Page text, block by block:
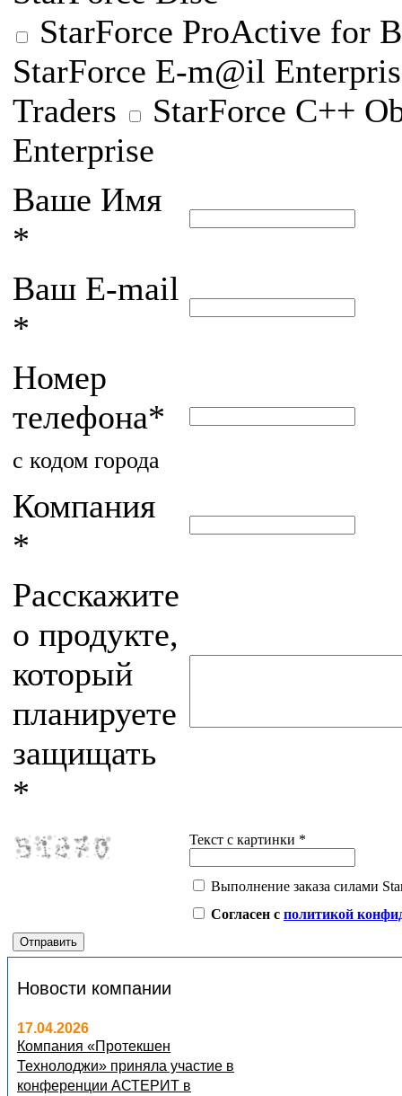
StarForce ProActive for
StarForce E-m@il
Traders
StarForce C++
Enterprise
Ваше Имя
*
Ваш E-mail
*
Номер
телефона*
с кодом города
Компания
*
Расскажите
о продукте,
который
планируете
защищать
*
Текст с картинки *
Выполнение заказа силами
Согласен с политикой
Новости компании
17.04.2026
Компания «Протекшен
Технолоджи» приняла участие в
конференции АСТЕРИТ в